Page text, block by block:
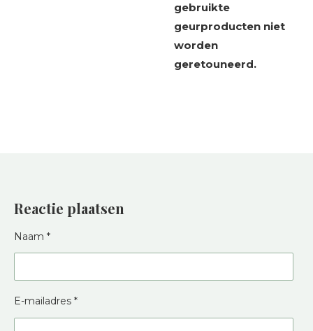
gebruikte
geurproducten niet
worden
geretouneerd.
Reactie plaatsen
Naam *
E-mailadres *